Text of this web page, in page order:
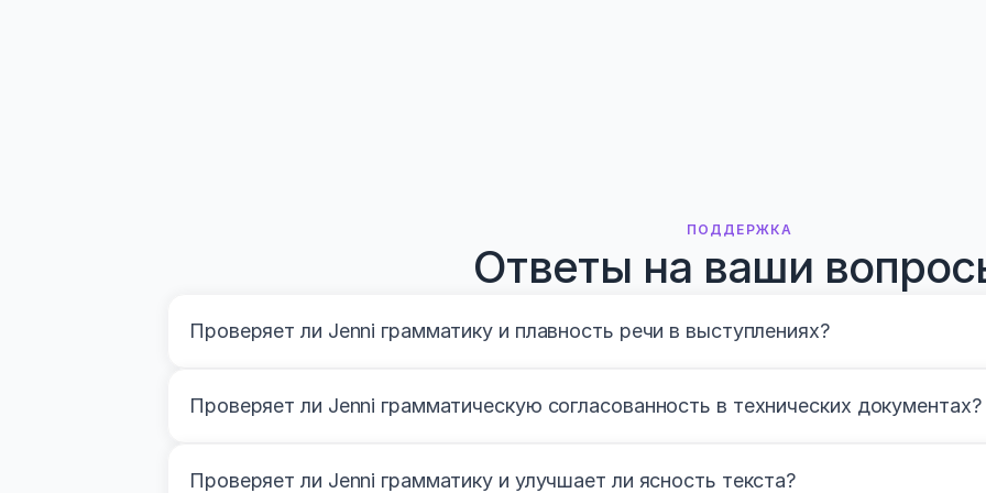
ПОДДЕРЖКА
Ответы на ваши
Проверяет ли Jenni грамматику и плавность речи в выступлениях?
Проверяет ли Jenni грамматическую согласованность в технических документах?
Проверяет ли Jenni грамматику и улучшает ли ясность текста?